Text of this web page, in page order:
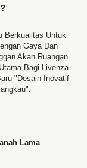
Berkualitas Untuk
Gaya Dan
Akan Ruangan
Bagi Livenza
"desain Inovatif
Lama